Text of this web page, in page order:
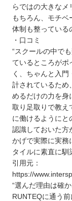
らではの大きなメ
もちろん、モチベ
体制も整っている
・口コミ
“スクールの中で
ているところがポ
く、ちゃんと入
計されているため
めるだけの力を身
取り足取りで教え
に働けるようにと
認識しておいた方
かげで実際に実務
タイルに素直に馴
引用元：
https://
“選んだ理由は確
RUNTEQに通う